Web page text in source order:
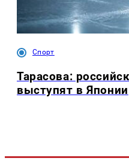
Спорт
Тарасова:
выступят в Японии